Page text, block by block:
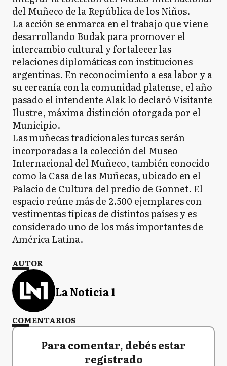
del Muñeco de la República de los Niños.
La acción se enmarca en el trabajo que viene
desarrollando Budak para promover el
intercambio cultural y fortalecer las
relaciones diplomáticas con instituciones
argentinas. En reconocimiento a esa labor y a
su cercanía con la comunidad platense, el año
pasado el intendente Alak lo declaró Visitante
Ilustre, máxima distinción otorgada por el
Municipio.
Las muñecas tradicionales turcas serán
incorporadas a la colección del Museo
Internacional del Muñeco, también conocido
como la Casa de las Muñecas, ubicado en el
Palacio de Cultura del predio de Gonnet. El
espacio reúne más de 2.500 ejemplares con
vestimentas típicas de distintos países y es
considerado uno de los más importantes de
América Latina.
AUTOR
La Noticia 1
COMENTARIOS
Para comentar, debés estar
registrado